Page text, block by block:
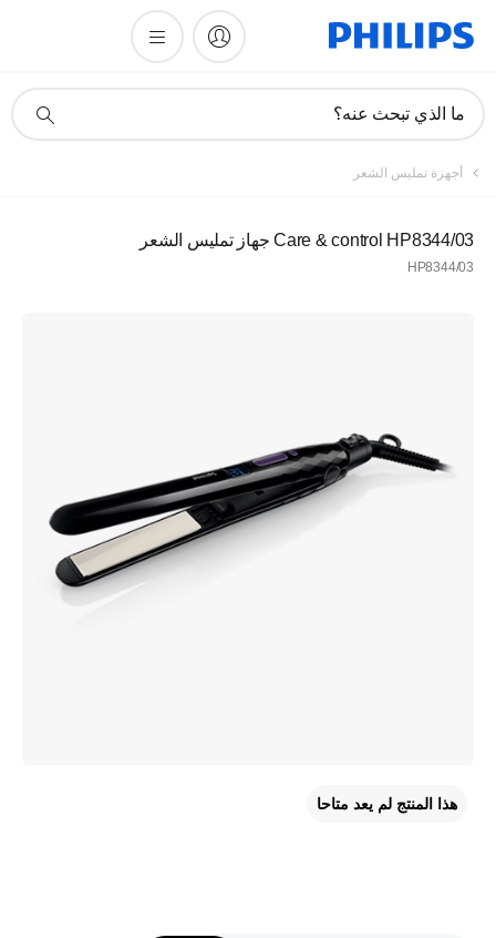
دعم
ما الذي تبحث عنه؟
أجهزة تمليس الشعر
Care & control HP8344/03 جهاز تمليس الشعر
HP8344/03
هذا المنتج لم يعد متاحا